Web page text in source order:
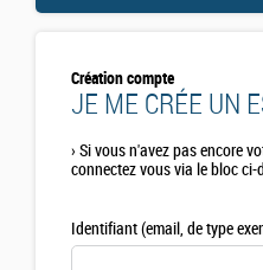
JE ME CRÉE UN
› Si vous n'avez pas encore
connectez vous via le bloc ci-
Création compte
Identifiant (email, de type